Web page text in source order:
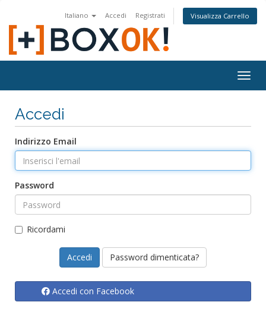
Italiano Accedi Registrati Visualizza Carrello
Accedi
Indirizzo Email
Password
Ricordami
Password dimenticata?
Accedi con Facebook